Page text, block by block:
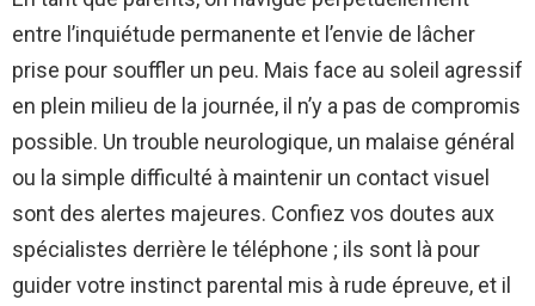
entre l’inquiétude permanente et l’envie de lâcher
prise pour souffler un peu. Mais face au soleil agressif
en plein milieu de la journée, il n’y a pas de compromis
possible. Un trouble neurologique, un malaise général
ou la simple difficulté à maintenir un contact visuel
sont des alertes majeures. Confiez vos doutes aux
spécialistes derrière le téléphone ; ils sont là pour
guider votre instinct parental mis à rude épreuve, et il